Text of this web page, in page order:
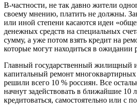
В-частности, не так давно жители
своему мнению, платить не должны.
или иной степени касаются идеи
денежных средств на специальных
сумму, а уже потом взять кредит на
которые могут находиться в ожидании
Главный государственный жилищный
капитальный ремонт многоквартирных
решили всего 10 % россиян. Все
начнут задействовать в ближайшие 10
кредитоваться, самостоятельно или с